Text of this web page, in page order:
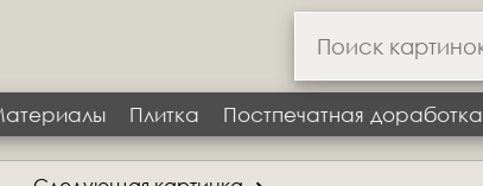
Плитка Постпечатная доработка